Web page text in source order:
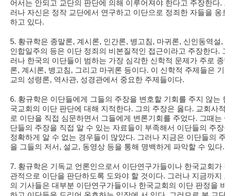
어서는 안되고 교단의 판단에 의해 이루어져야 한다고 주장한다.
러나 자신은 정작 교단에서 연구하고 이단으로 정죄한 자들을 옹
하고 있다.
5. 황규학은 종말론, 계시론, 인간론, 병고침, 마귀론, 신인동역설,
인합일주의 등은 이단 정죄의 비본질적인 접근이라고 주장한다.
러나 한국의 이단들이 범하는 가장 심각한 신학적 문제가 주로
론, 계시론, 병고침, 그리고 마귀론 등이다. 이 신학적 주제들은
교의 성령론, 역사관, 성경관에서 중요한 주제들이다.
6. 황규학은 이단들에게 그들의 주장을 변호할 기회를 주지 않는
국교회의 이단 판단에 대해 지적한다. 그의 주장은 옳다. 교회사
로 이단을 직접 심문하면서 그들에게 변론기회를 주었다. 그때는
단들의 주장을 직접 알 수 있는 자료들이 부족해서 이단들의 주
정확하게 알 수 없는 경우들이 많았다. 그러나 지금은 이단들의
을 그들의 저서, 설교, 동영상 등을 통해 명백하게 파악할 수 있다.
7. 황규학은 기독교 언론인으로서 이단연구가들이나 한국교회가
관적으로 이단을 판단하도록 도와야 할 것이다. 그러나 지금까지
의 기사들은 대부분 이단연구가들이나 한국교회의 이단 판정을